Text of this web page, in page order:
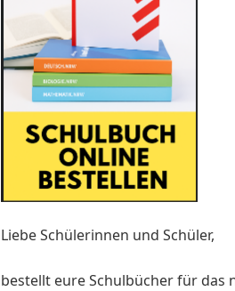
Liebe Schülerinnen und Schüler,
bestellt eure Schulbücher für das